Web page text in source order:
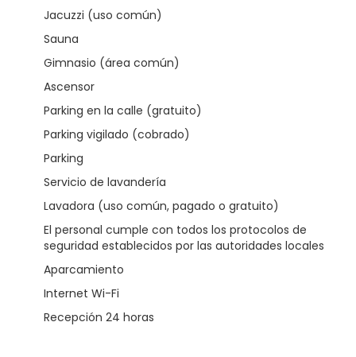
Jacuzzi (uso común)
Sauna
Gimnasio (área común)
Ascensor
Parking en la calle (gratuito)
Parking vigilado (cobrado)
Parking
Servicio de lavandería
Lavadora (uso común, pagado o gratuito)
El personal cumple con todos los protocolos de
seguridad establecidos por las autoridades locales
Aparcamiento
Internet Wi-Fi
Recepción 24 horas